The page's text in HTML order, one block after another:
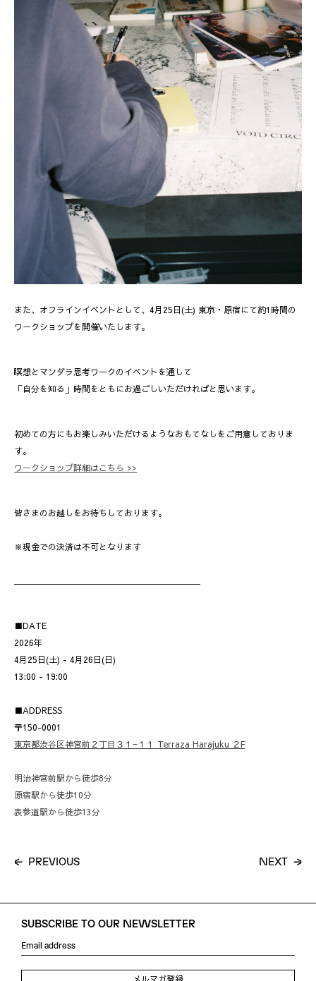
また、オフラインイベントとして、4月25日(土) 東京・原宿にて約1時間の
ワークショップを開催いたします。
瞑想とマンダラ思考ワークのイベントを通して
「自分を知る」時間をともにお過ごしいただければと思います。
初めての方にもお楽しみいただけるようなおもてなしをご用意しておりま
す。
ワークショップ詳細はこちら >>
皆さまのお越しをお待ちしております。
※現金での決済は不可となります
■DATE
2026年
4月25日(土) - 4月26日(日)
13:00 - 19:00
■ADDRESS
〒150-0001
東京都渋⾕区神宮前２丁⽬３１−１１ Terraza Harajuku ２F
明治神宮前駅から徒歩8分
原宿駅から徒歩10分
表参道駅から徒歩13分
PREVIOUS NEXT
SUBSCRIBE TO OUR NEWSLETTER